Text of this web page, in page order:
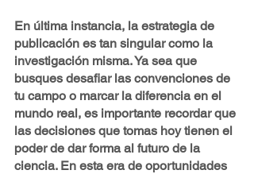
En última instancia, la estrategia de
publicación es tan singular como la
investigación misma. Ya sea que
busques desafiar las convenciones de
tu campo o marcar la diferencia en el
mundo real, es importante recordar que
las decisiones que tomas hoy tienen el
poder de dar forma al futuro de la
ciencia. En esta era de oportunidades